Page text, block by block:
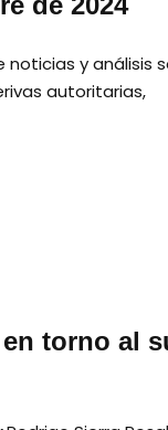
noticias y análisis
autoritarias,
torno al